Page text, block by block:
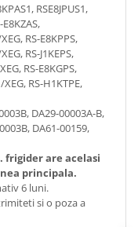
RSE8JPUS1,
E8KZAS,
RS-E8KPPS,
RS-J1KEPS,
RS-E8KGPS,
RS-H1KTPE,
DA29-00003A-B,
DA61-00159,
frigider are acelasi
principala.
6 luni.
si o poza a